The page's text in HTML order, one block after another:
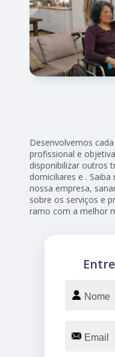
Desenvolvemos
profissional e
disponibilizar outros
domiciliares e .
nossa empresa,
sobre os serviços e
ramo com a melhor